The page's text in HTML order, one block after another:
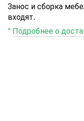
Занос и сборка
входят.
* Подробнее о